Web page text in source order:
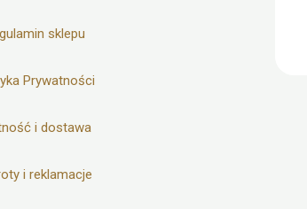
sklepu
Prywatności
i dostawa
i reklamacje